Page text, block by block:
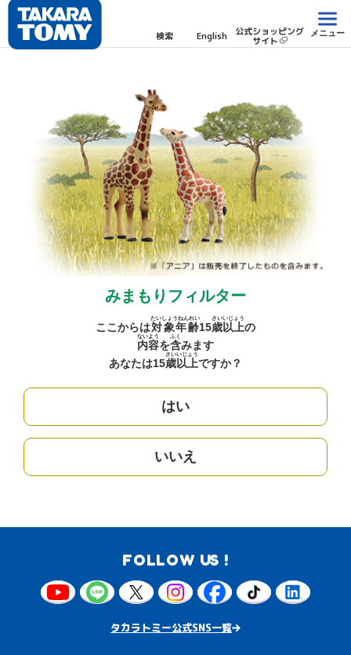
検索 English 公式ショッピング
サイト
メニュー
みまもりフィルター
ここからは対象年齢
たいしょうねんれい
15歳
さい
以上
いじょう
の
内容
ないよう
を含
ふく
みます
あなたは15歳
さい
以上
いじょう
ですか？
はい
いいえ
FOLLOW US !
タカラトミー公式SNS一覧